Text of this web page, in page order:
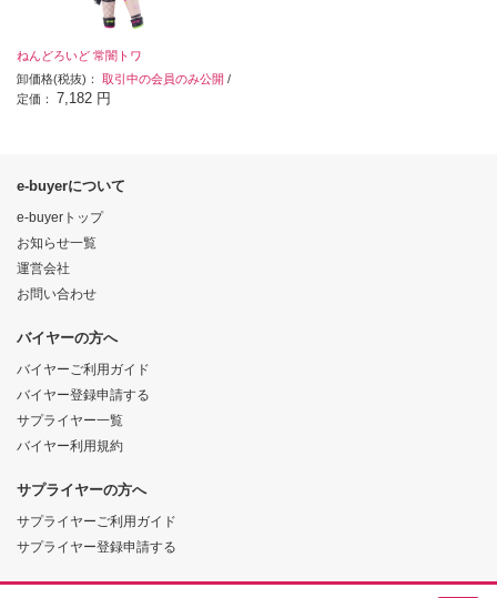
ねんどろいど 常闇トワ
卸価格(税抜)： 取引中の会員のみ公開 /
定価： 7,182 円
e-buyerについて
e-buyerトップ
お知らせ一覧
運営会社
お問い合わせ
バイヤーの方へ
バイヤーご利用ガイド
バイヤー登録申請する
サプライヤー一覧
バイヤー利用規約
サプライヤーの方へ
サプライヤーご利用ガイド
サプライヤー登録申請する